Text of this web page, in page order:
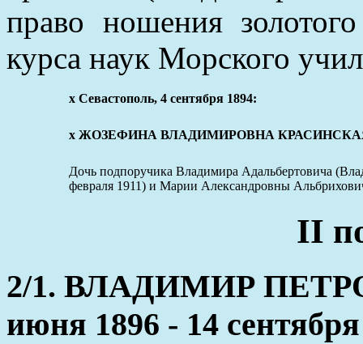
право ношения
курса наук Морского
х Севастополь, 4 сентября 1894:
x ЖОЗЕФИНА ВЛАДИМИРОВНА КРАСИНСКАЯ (30
Дочь подпоручика Владимира Адальбертовича
февраля 1911) и Марии Александровны
II
2/1. ВЛАДИМИР
июня 1896 - 14